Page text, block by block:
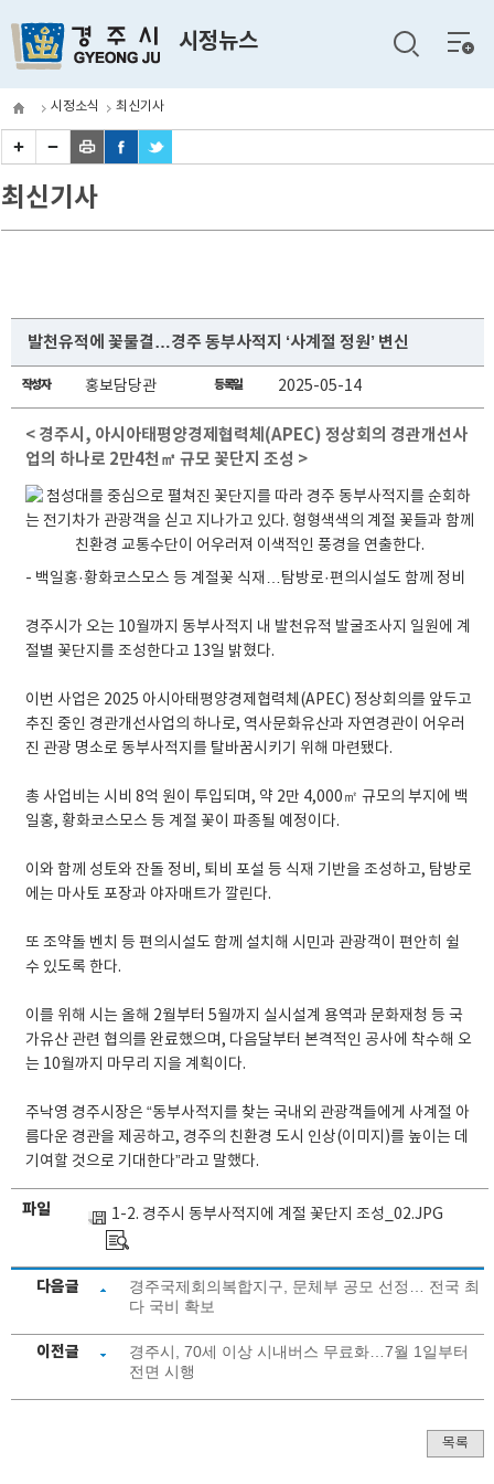
시정뉴스
전체
메뉴
시정소식 최신기사
최신기사
발천유적에 꽃물결…경주 동부사적지 ‘사계절 정원’ 변신
작성자 홍보담당관 등록일 2025-05-14
< 경주시, 아시아태평양경제협력체(APEC) 정상회의 경관개선사
업의 하나로 2만4천㎡ 규모 꽃단지 조성 >
- 백일홍·황화코스모스 등 계절꽃 식재…탐방로·편의시설도 함께 정비
경주시가 오는 10월까지 동부사적지 내 발천유적 발굴조사지 일원에 계
절별 꽃단지를 조성한다고 13일 밝혔다.
이번 사업은 2025 아시아태평양경제협력체(APEC) 정상회의를 앞두고
추진 중인 경관개선사업의 하나로, 역사문화유산과 자연경관이 어우러
진 관광 명소로 동부사적지를 탈바꿈시키기 위해 마련됐다.
총 사업비는 시비 8억 원이 투입되며, 약 2만 4,000㎡ 규모의 부지에 백
일홍, 황화코스모스 등 계절 꽃이 파종될 예정이다.
이와 함께 성토와 잔돌 정비, 퇴비 포설 등 식재 기반을 조성하고, 탐방로
에는 마사토 포장과 야자매트가 깔린다.
또 조약돌 벤치 등 편의시설도 함께 설치해 시민과 관광객이 편안히 쉴
수 있도록 한다.
이를 위해 시는 올해 2월부터 5월까지 실시설계 용역과 문화재청 등 국
가유산 관련 협의를 완료했으며, 다음달부터 본격적인 공사에 착수해 오
는 10월까지 마무리 지을 계획이다.
주낙영 경주시장은 “동부사적지를 찾는 국내외 관광객들에게 사계절 아
름다운 경관을 제공하고, 경주의 친환경 도시 인상(이미지)를 높이는 데
기여할 것으로 기대한다”라고 말했다.
파일 1-2. 경주시 동부사적지에 계절 꽃단지 조성_02.JPG
다음글
경주국제회의복합지구, 문체부 공모 선정… 전국 최
다 국비 확보
이전글
경주시, 70세 이상 시내버스 무료화…7월 1일부터
전면 시행
목록